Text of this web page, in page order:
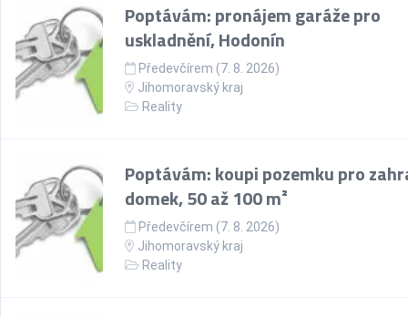
Poptávám: pronájem garáže pro
uskladnění, Hodonín
Předevčírem (7. 8. 2026)
Jihomoravský kraj
Reality
Poptávám: koupi pozemku pro
domek, 50 až 100 m²
Předevčírem (7. 8. 2026)
Jihomoravský kraj
Reality